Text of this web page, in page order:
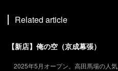
Related article
【新店】俺の空（京成幕張）
2025年5月オープン。高田馬場の人気